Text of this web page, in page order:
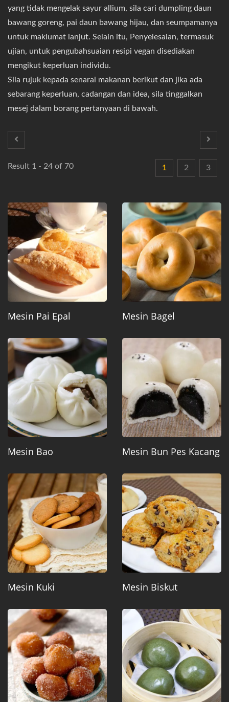
yang tidak mengelak sayur allium, sila cari dumpling daun
bawang goreng, pai daun bawang hijau, dan seumpamanya
untuk maklumat lanjut. Selain itu, Penyelesaian, termasuk
ujian, untuk pengubahsuaian resipi vegan disediakan
mengikut keperluan individu.
Sila rujuk kepada senarai makanan berikut dan jika ada
sebarang keperluan, cadangan dan idea, sila tinggalkan
mesej dalam borang pertanyaan di bawah.
Result 1 - 24 of 70 1 2 3
Mesin Pai Epal Mesin Bagel
Mesin Bao Mesin Bun Pes Kacang
Mesin Kuki Mesin Biskut